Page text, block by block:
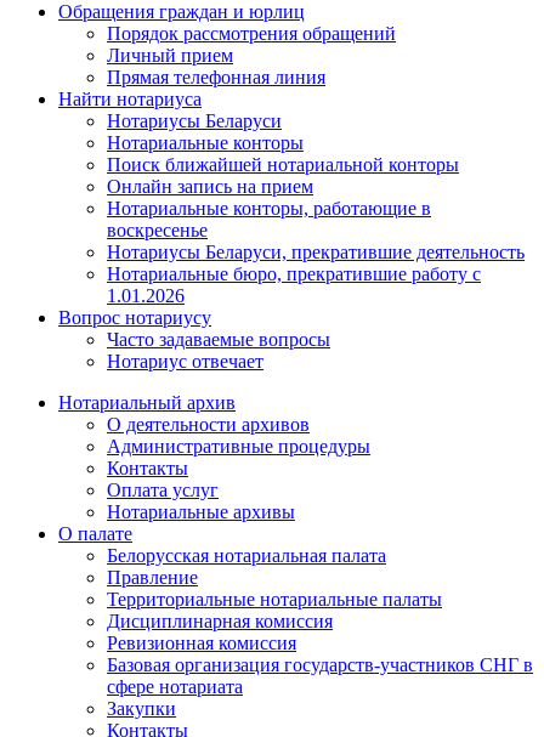
Обращения граждан и юрлиц
Порядок рассмотрения обращений
Личный прием
Прямая телефонная линия
Найти нотариуса
Нотариусы Беларуси
Нотариальные конторы
Поиск ближайшей нотариальной конторы
Онлайн запись на прием
Нотариальные конторы, работающие в
воскресенье
Нотариусы Беларуси, прекратившие деятельность
Нотариальные бюро, прекратившие работу с
1.01.2026
Вопрос нотариусу
Часто задаваемые вопросы
Нотариус отвечает
Нотариальный архив
О деятельности архивов
Административные процедуры
Контакты
Оплата услуг
Нотариальные архивы
О палате
Белорусская нотариальная палата
Правление
Территориальные нотариальные палаты
Дисциплинарная комиссия
Ревизионная комиссия
Базовая организация государств-участников СНГ в
сфере нотариата
Закупки
Контакты